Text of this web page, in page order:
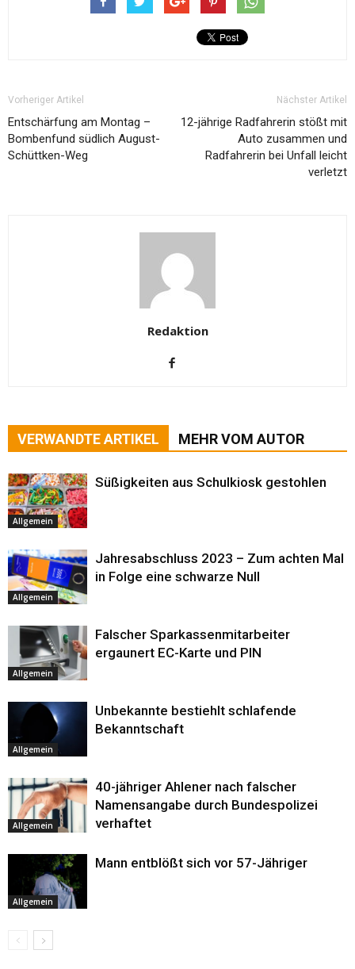
Vorheriger Artikel
Entschärfung am Montag –
Bombenfund südlich August-
Schüttken-Weg
Nächster Artikel
12-jährige Radfahrerin stößt mit
Auto zusammen und
Radfahrerin bei Unfall leicht
verletzt
Redaktion
VERWANDTE ARTIKEL MEHR VOM AUTOR
Allgemein
Süßigkeiten aus Schulkiosk gestohlen
Allgemein
Jahresabschluss 2023 – Zum achten Mal
in Folge eine schwarze Null
Allgemein
Falscher Sparkassenmitarbeiter
ergaunert EC-Karte und PIN
Allgemein
Unbekannte bestiehlt schlafende
Bekanntschaft
Allgemein
40-jähriger Ahlener nach falscher
Namensangabe durch Bundespolizei
verhaftet
Allgemein
Mann entblößt sich vor 57-Jähriger